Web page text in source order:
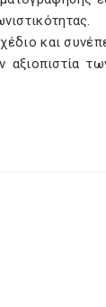
και
αξιοπιστία